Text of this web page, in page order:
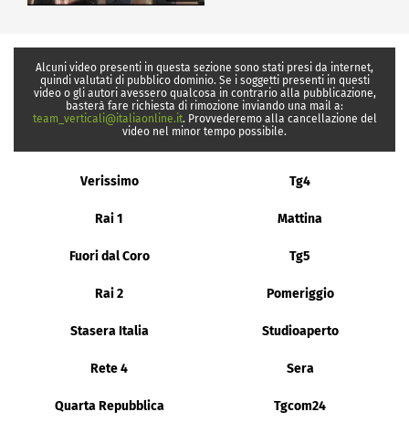
Alcuni video presenti in questa sezione sono stati presi da internet,
quindi valutati di pubblico dominio. Se i soggetti presenti in questi
video o gli autori avessero qualcosa in contrario alla pubblicazione,
basterà fare richiesta di rimozione inviando una mail a:
team_verticali@italiaonline.it. Provvederemo alla cancellazione del
video nel minor tempo possibile.
Verissimo Tg4
Rai 1 Mattina
Fuori dal Coro Tg5
Rai 2 Pomeriggio
Stasera Italia Studioaperto
Rete 4 Sera
Quarta Repubblica Tgcom24